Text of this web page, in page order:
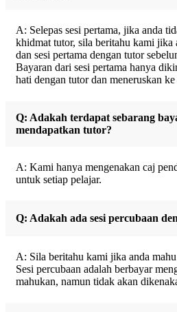
A: Selepas sesi pertama, jika anda
khidmat tutor, sila beritahu kami
dan sesi pertama dengan tutor
Bayaran dari sesi pertama hanya
hati dengan tutor dan meneruskan
Q: Adakah terdapat sebarang
mendapatkan tutor?
A: Kami hanya mengenakan caj
untuk setiap pelajar.
Q: Adakah ada sesi percubaan
A: Sila beritahu kami jika anda
Sesi percubaan adalah berbayar
mahukan, namun tidak akan